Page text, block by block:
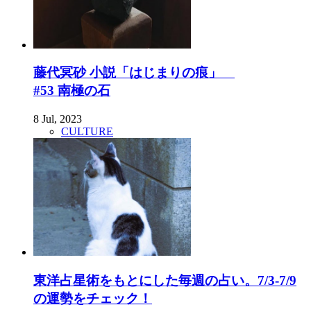
藤代冥砂 小説「はじまりの痕」
#53 南極の石
8 Jul, 2023
CULTURE
東洋占星術をもとにした毎週の占い。7/3-7/9
の運勢をチェック！